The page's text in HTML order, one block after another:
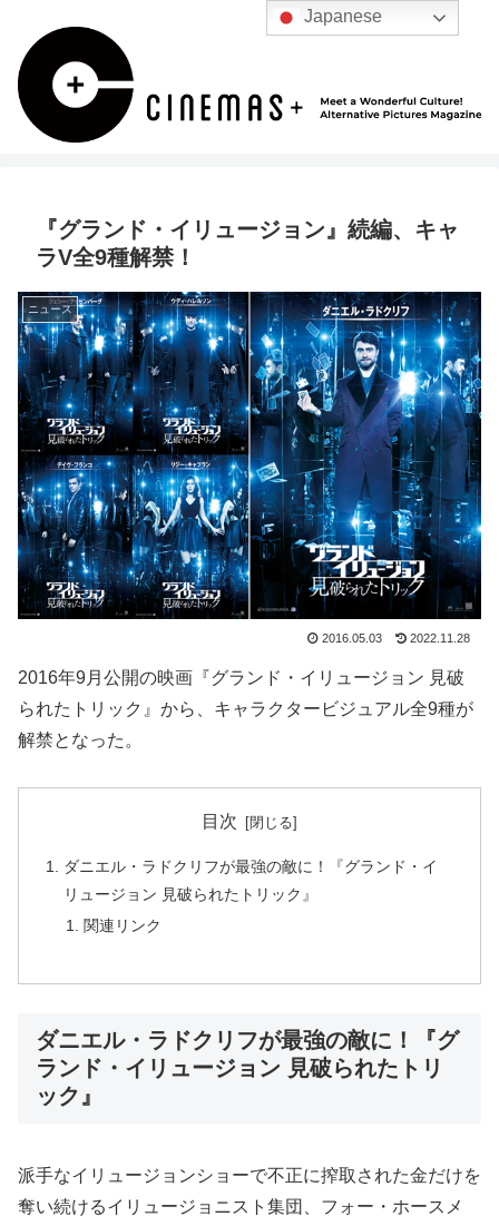
『グランド・イリュージョン』続編、キャ
ラV全9種解禁！
ニュース
2016.05.03 2022.11.28
2016年9月公開の映画『グランド・イリュージョン 見破
られたトリック』から、キャラクタービジュアル全9種が
解禁となった。
目次
ダニエル・ラドクリフが最強の敵に！『グランド・イ
リュージョン 見破られたトリック』
関連リンク
ダニエル・ラドクリフが最強の敵に！『グ
ランド・イリュージョン 見破られたトリ
ック』
派手なイリュージョンショーで不正に搾取された金だけを
奪い続けるイリュージョニスト集団、フォー・ホースメ
Japanese